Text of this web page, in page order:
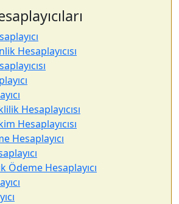
Hesaplayıcısı
Hesaplayıcısı
Hesaplayıcısı
Hesaplayıcı
Ödeme Hesaplayıcı